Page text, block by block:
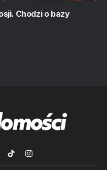
Chodzi o bazy
TikTokInstagram